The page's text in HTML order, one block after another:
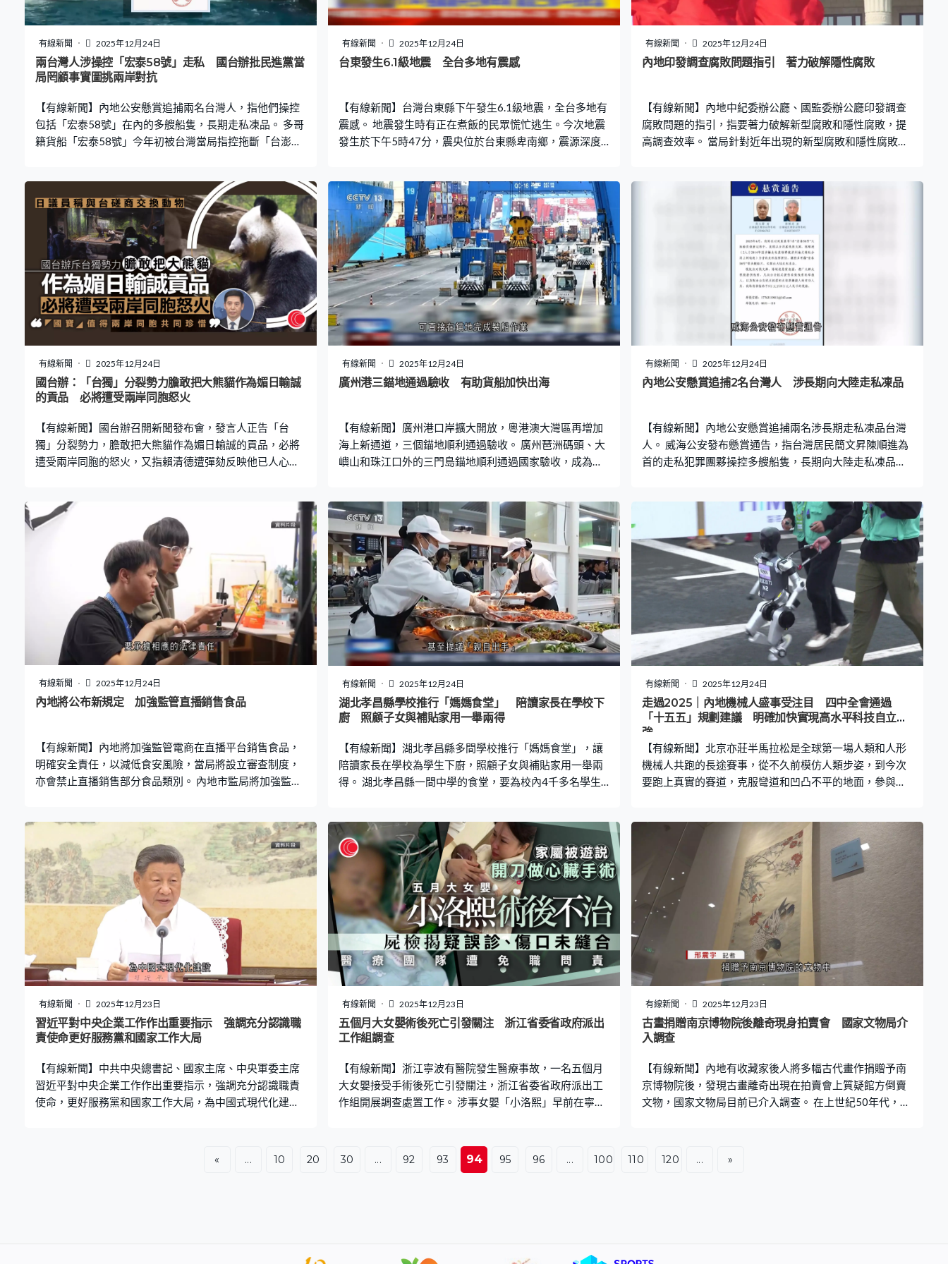
有線新聞 2025年12月24日
兩台灣人涉操控「宏泰58號」走私 國台辦批民進黨當
局罔顧事實圖挑兩岸對抗
【有線新聞】內地公安懸賞追捕兩名台灣人，指他們操控
包括「宏泰58號」在內的多艘船隻，長期走私凍品。 多哥
籍貨船「宏泰58號」今年初被台灣當局指控拖斷「台澎三
簡文昇、陳順進為首的走私犯罪團夥操控，長期向大陸走
私凍品，懸紅5萬元至25萬元人民幣向民眾徵集線索。 在
北京，國台辦批評民進黨當局罔顧案件事實，企圖挑起兩
岸對立對抗。國台辦發言人彭慶恩：「民進黨當局罔顧案
件事實，惡意炒作大陸『灰色地帶襲擾』，企圖挑起兩岸
對立對抗。正告民進黨當局庇護縱容走私犯罪，並借機進
行政治操弄、破壞兩岸關係，必將遭到兩岸同胞的共同反
對，必將自食惡果。」
有線新聞 2025年12月24日
台東發生6.1級地震 全台多地有震感
【有線新聞】台灣台東縣下午發生6.1級地震，全台多地有
震感。 地震發生時有正在煮飯的民眾慌忙逃生。今次地震
發生於下午5時47分，震央位於台東縣卑南鄉，震源深度
前未有傷亡報告。
有線新聞 2025年12月24日
內地印發調查腐敗問題指引 著力破解隱性腐敗
【有線新聞】內地中紀委辦公廳、國監委辦公廳印發調查
腐敗問題的指引，指要著力破解新型腐敗和隱性腐敗，提
高調查效率。 當局針對近年出現的新型腐敗和隱性腐敗問
取證要點。當局稱有關的指引為調查腐敗問題提供了全
面、具體、可操作的取證指導，有利進一步規範監察權行
使，提升案件查辦質效。
有線新聞 2025年12月24日
國台辦：「台獨」分裂勢力膽敢把大熊貓作為媚日輸誠
的貢品 必將遭受兩岸同胞怒火
【有線新聞】國台辦召開新聞發布會，發言人正告「台
獨」分裂勢力，膽敢把大熊貓作為媚日輸誠的貢品，必將
遭受兩岸同胞的怒火，又指賴清德遭彈劾反映他已人心盡
贈送，已就交換動物與台方磋商。在北京，國台辦發言人
彭慶恩批評日本個別政客的言論是癡人說夢。 彭慶恩：
「需要強調的是，2009年大陸贈台大熊貓，是大陸同胞贈
送給台灣同胞的，是兩岸關係和平發展的重要成果。大熊
貓作為『國寶』，值得兩岸同胞共同珍惜，『台獨』分裂
勢力膽敢把大熊貓作為媚日輸誠的貢品，必將遭受兩岸同
胞的怒火。」 針對國民黨和民眾黨早前宣布彈劾賴清德，
彭慶恩則指賴清德當局不顧島內民生福祉，不斷挑起政治
惡鬥，已經人心盡失。「賴清德頑固堅持『台獨』分裂立
場，一再踐踏民主、妨害自由，濫用司法打壓迫害政治異
己，大搞『綠色恐怖』，製造『寒蟬效應』，違背民意、
人心盡失。」 對於大陸海警近期再次進入金門水域執法巡
暴方式對待大陸漁民，否則必須承擔一切後果。
有線新聞 2025年12月24日
廣州港三錨地通過驗收 有助貨船加快出海
【有線新聞】廣州港口岸擴大開放，粵港澳大灣區再增加
海上新通道，三個錨地順利通過驗收。 廣州琶洲碼頭、大
嶼山和珠江口外的三門島錨地順利通過國家驗收，成為廣
服務前移至錨地，貨船不用停泊碼頭，可節省通關時間，
並降低企業物流成本。黃埔老港海關副關長劉磊：「黃埔
老港海關的監管從『碼頭等船』變為『錨地上船』。關員
乘船到錨地登上貨輪實施查驗，貨物放行後可直接從錨地
進出口，省去了船舶靠泊碼頭的等待時間，整體可為企業
節省4到5天。」
有線新聞 2025年12月24日
內地公安懸賞追捕2名台灣人 涉長期向大陸走私凍品
【有線新聞】內地公安懸賞追捕兩名涉長期走私凍品台灣
人。 威海公安發布懸賞通告，指台灣居民簡文昇陳順進為
首的走私犯罪團夥操控多艘船隻，長期向大陸走私凍品，
有線新聞 2025年12月24日
內地將公布新規定 加強監管直播銷售食品
【有線新聞】內地將加強監管電商在直播平台銷售食品，
明確安全責任，以減低食安風險，當局將設立審查制度，
亦會禁止直播銷售部分食品類別。 內地市監局將加強監管
面、準確的食品資訊，直播間的營運資格、直播行為等都
會被納入管控清單。 市場監管總局食品協調司司長司光：
「明確要求直播電商平台經營者，將直播間運營者主體資
質、直播經營的食品，以及直播行為是否符合有關的法律
法規規定，納入食品安全風險管控清單，作為管控的重點
內容，建立智能監測、排查調度，快速處置等工作機
制。」 當中部分食品類別，將不得經營直播銷售，包括被
禁生產經營的食鹽，或作為食鹽銷售的產品，以及無標籤
或違反標籤規定的食鹽。 規定亦加設了處罰條款，違反規
定的經營者要承擔相應的法律責任，當局期望進一步壓實
電商平台、直播營運、營銷人員等食品安全責任。市監局
稱早前組織起草徵求意見稿，向社會公眾徵詢意見，相關
工作程序已基本完成，即將發布實施。
有線新聞 2025年12月24日
湖北孝昌縣學校推行「媽媽食堂」 陪讀家長在學校下
廚 照顧子女與補貼家用一舉兩得
【有線新聞】湖北孝昌縣多間學校推行「媽媽食堂」，讓
陪讀家長在學校為學生下廚，照顧子女與補貼家用一舉兩
得。 湖北孝昌縣一間中學的食堂，要為校內4千多名學生
為了遷就孩子入學，搬到縣城陪讀。這些「陪讀媽媽」非
常關注孩子在校的飲食，甚至提議「親自出手」。孝昌縣
第一高級中學總務主任劉儉平：「她們說如果要是我們來
做的話，會盡心盡力監督把關食材質量，也最懂孩子的口
味。」 每年開學前，校方主動聯絡家長了解家庭情況，凡
符合年齡規定、持有效健康證明，而且沒有不良紀錄的家
長，如通過面試，便可優先獲得錄用。孝昌縣第一高級中
學食堂工作人員葉艷梅：「小孩子也兼顧了，也有一定的
收入，這個月3,000元左右吧。」 目前孝昌縣51間中小學
中已有39間的學校食堂被打造成「媽媽食堂」，「媽媽員
工」佔比超過三分一。有關方面特別推出，相關守則指引
及評價準則，確保模式有效運作。
有線新聞 2025年12月24日
走過2025｜內地機械人盛事受注目 四中全會通過
「十五五」規劃建議 明確加快實現高水平科技自立自
強
【有線新聞】北京亦莊半馬拉松是全球第一場人類和人形
機械人共跑的長途賽事，從不久前模仿人類步姿，到今次
要跑上真實的賽道，克服彎道和凹凸不平的地面，參與，
司都是這樣的，能夠參加就是一個勝利，真正能跑完全程
就是『王者』。」 在杭州上演的格鬥大賽，機械人拋出直
拳、起腳，跌倒再起身，場面激烈。還有8月的世界人型機
械人運動會，來自16個國家和地區，280多支機械人隊
伍，在足球、田徑等21項賽事中爭逐獎牌。整場運動會，
比起勝負，更重要是對機械人技術包括人工智能、大模
型、傳感等技術一次全面驗證。 10月召開的二十屆四中全
會 ，高度評價「十四五」時期，中國發展取得的重大成
就。會上通過「十五五」規劃建議，明確將「加快實現高
水平科技自立自強」，推動科技與產業深度融合，定為核
心發展目標，被視為是應對美國限制高科技出口的政策。
建議同時提出以人工智能引領科研變革，解決實際問題。
內地科學家成功借助AI力量構建大模型協助改造蛋白，尋
發展上，「十五五」強調建設強大國內市
有線新聞 2025年12月23日
習近平對中央企業工作作出重要指示 強調充分認識職
責使命更好服務黨和國家工作大局
【有線新聞】中共中央總書記、國家主席、中央軍委主席
習近平對中央企業工作作出重要指示，強調充分認識職責
使命，更好服務黨和國家工作大局，為中國式現代化建設
有線新聞 2025年12月23日
五個月大女嬰術後死亡引發關注 浙江省委省政府派出
工作組調查
【有線新聞】浙江寧波有醫院發生醫療事故，一名五個月
大女嬰接受手術後死亡引發關注，浙江省委省政府派出工
作組開展調查處置工作。 涉事女嬰「小洛熙」早前在寧波
死亡，屍檢報告顯示她的心臟未有術前診斷症狀，且有手
術創口未被縫合。寧波市衛健委上周確認醫療團隊存在過
有線新聞 2025年12月23日
古畫捐贈南京博物院後離奇現身拍賣會 國家文物局介
入調查
【有線新聞】內地有收藏家後人將多幅古代畫作捐贈予南
京博物院後，發現古畫離奇出現在拍賣會上質疑館方倒賣
文物，國家文物局目前已介入調查。 在上世紀50年代，著
« ... 10 20 30 ... 92 93 94 95 96 ... 100 110 120 ... »